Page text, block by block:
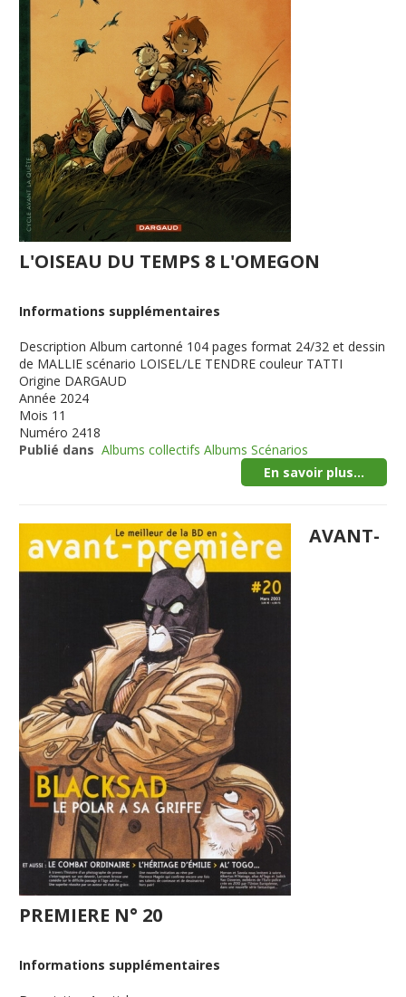
L'OISEAU DU TEMPS 8 L'OMEGON
Informations supplémentaires
Description Album cartonné 104 pages format 24/32 et dessin
de MALLIE scénario LOISEL/LE TENDRE couleur TATTI
Origine DARGAUD
Année 2024
Mois 11
Numéro 2418
Publié dans Albums collectifs Albums Scénarios
En savoir plus...
AVANT-
PREMIERE N° 20
Informations supplémentaires